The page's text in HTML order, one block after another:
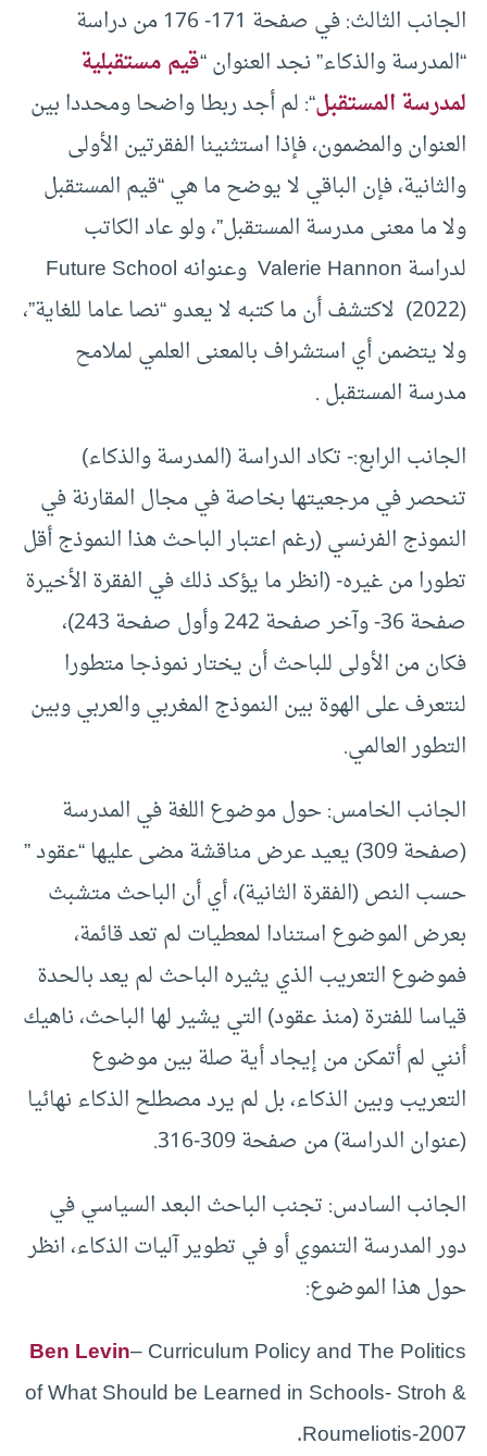
الجانب الثالث: في صفحة 171- 176 من دراسة
“المدرسة والذكاء” نجد العنوان “قيم مستقبلية
لمدرسة المستقبل“: لم أجد ربطا واضحا ومحددا بين
العنوان والمضمون، فإذا استثنينا الفقرتين الأولى
والثانية، فإن الباقي لا يوضح ما هي “قيم المستقبل
ولا ما معنى مدرسة المستقبل”، ولو عاد الكاتب
لدراسة Valerie Hannon وعنوانه Future School
(2022) لاكتشف أن ما كتبه لا يعدو “نصا عاما للغاية”،
ولا يتضمن أي استشراف بالمعنى العلمي لملامح
مدرسة المستقبل .
الجانب الرابع:- تكاد الدراسة (المدرسة والذكاء)
تنحصر في مرجعيتها بخاصة في مجال المقارنة في
النموذج الفرنسي (رغم اعتبار الباحث هذا النموذج أقل
تطورا من غيره- (انظر ما يؤكد ذلك في الفقرة الأخيرة
صفحة 36- وآخر صفحة 242 وأول صفحة 243)،
فكان من الأولى للباحث أن يختار نموذجا متطورا
لنتعرف على الهوة بين النموذج المغربي والعربي وبين
التطور العالمي.
الجانب الخامس: حول موضوع اللغة في المدرسة
(صفحة 309) يعيد عرض مناقشة مضى عليها “عقود ”
حسب النص (الفقرة الثانية)، أي أن الباحث متشبث
بعرض الموضوع استنادا لمعطيات لم تعد قائمة،
فموضوع التعريب الذي يثيره الباحث لم يعد بالحدة
قياسا للفترة (منذ عقود) التي يشير لها الباحث، ناهيك
أنني لم أتمكن من إيجاد أية صلة بين موضوع
التعريب وبين الذكاء، بل لم يرد مصطلح الذكاء نهائيا
(عنوان الدراسة) من صفحة 309-316.
الجانب السادس: تجنب الباحث البعد السياسي في
دور المدرسة التنموي أو في تطوير آليات الذكاء، انظر
حول هذا الموضوع:
Ben Levin– Curriculum Policy and The Politics
of What Should be Learned in Schools- Stroh &
Roumeliotis-2007.